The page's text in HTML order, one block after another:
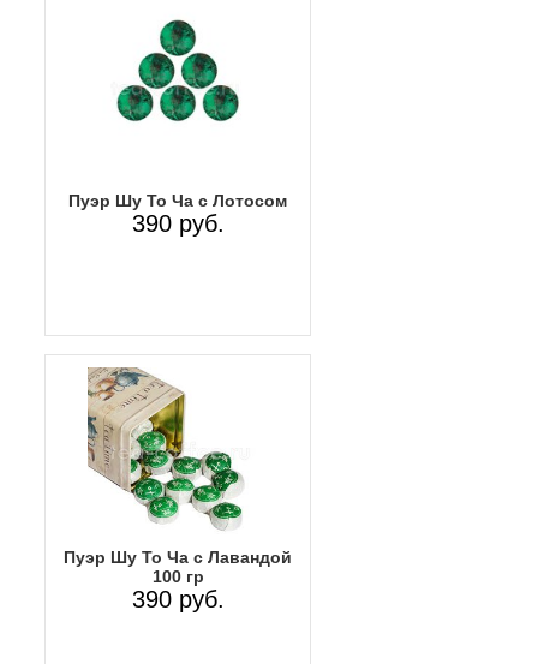
Пуэр Шу То Ча с Лотосом
390 руб.
Пуэр Шу То Ча с Лавандой
100 гр
390 руб.